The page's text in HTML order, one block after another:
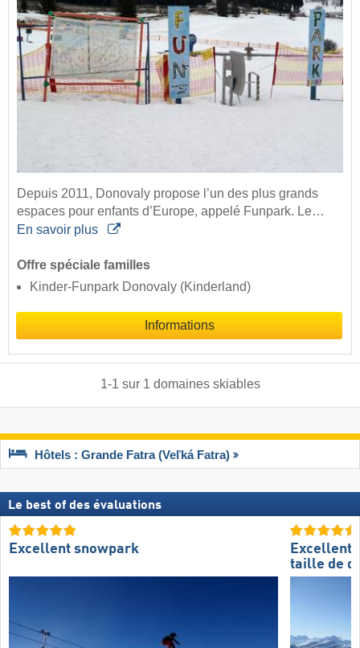
Depuis 2011, Donovaly propose l’un des plus grands
espaces pour enfants d’Europe, appelé Funpark. Le…
En savoir plus
Offre spéciale familles
Kinder-Funpark Donovaly (Kinderland)
Informations
1-1 sur 1 domaines skiables
Hôtels : Grande Fatra (Veľká Fatra)
Le best of des évaluations
Excellent snowpark
Excellente
taille de